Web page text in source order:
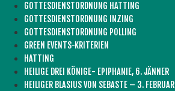
GOTTESDIENSTORDNUNG HATTING
GOTTESDIENSTORDNUNG INZING
GOTTESDIENSTORDNUNG POLLING
GREEN EVENTS-KRITERIEN
HATTING
HEILIGE DREI KÖNIGE- EPIPHANIE, 6. JÄNNER
HEILIGER BLASIUS VON SEBASTE – 3. FEBRUAR